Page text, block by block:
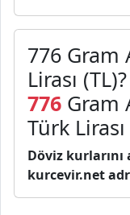
776 Gram
Lirası (TL)?
776 Gram
Türk Lirası
Döviz
kurcevir.net